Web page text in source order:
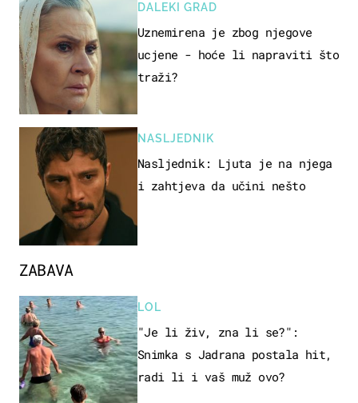
ZABAVA
LOL
"Je li živ, zna li se?":
Snimka s Jadrana postala hit,
radi li i vaš muž ovo?
DALEKI GRAD
Uznemirena je zbog njegove
ucjene - hoće li napraviti što
traži?
NASLJEDNIK
Nasljednik: Ljuta je na njega
i zahtjeva da učini nešto